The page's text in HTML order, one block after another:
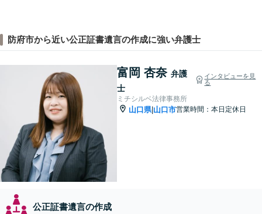
防府市から近い公正証書遺言の作成に強い弁護士
富岡 杏奈 弁護
士
インタビューを見
る
ミチシルベ法律事務所
山口県| 山口市営業時間：本日定休日
公正証書遺言の作成